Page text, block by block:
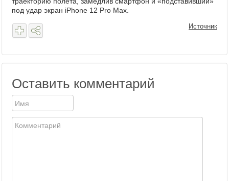
под удар экран iPhone 12 Pro Max.
Источник
Оставить комментарий